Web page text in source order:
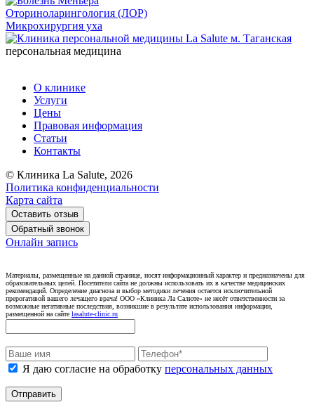
Оториноларингология (ЛОР)
Микрохирургия уха
персональная медицина
О клинике
Услуги
Цены
Правовая информация
Статьи
Контакты
© Клиника La Salute, 2026
Политика конфиденциальности
Карта сайта
Оставить отзыв
Обратный звонок
Онлайн запись
Материалы, размещенные на данной странице, носят информационный характер и предназначены для
образовательных целей. Посетители сайта не должны использовать их в качестве медицинских
рекомендаций. Определение диагноза и выбор методики лечения остается исключительной
прерогативой вашего лечащего врача! ООО «Клиника Ла Салюте» не несёт ответственности за
возможные негативные последствия, возникшие в результате использования информации,
размещенной на сайте lasalute-clinic.ru
Я даю согласие на обработку персональных данных
Отправить